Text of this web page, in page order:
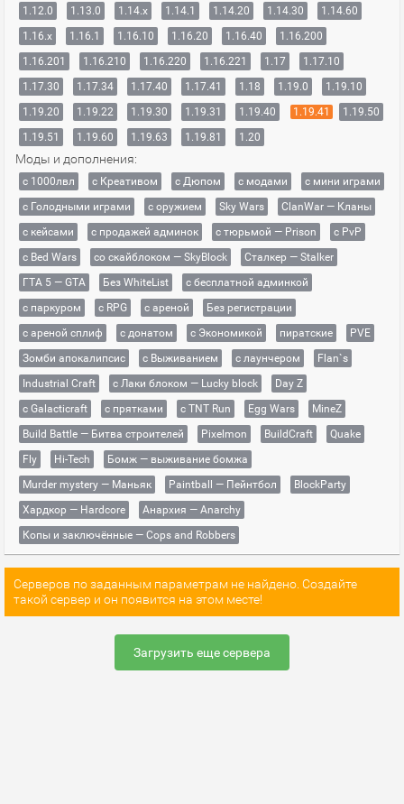
1.12.0
1.13.0 1.14.x 1.14.1 1.14.20 1.14.30
1.14.60
1.16.x
1.16.1 1.16.10 1.16.20 1.16.40
1.16.200
1.16.201
1.16.210 1.16.220 1.16.221 1.17
1.17.10
1.17.30
1.17.34 1.17.40 1.17.41 1.18 1.19.0
1.19.10
1.19.20
1.19.22 1.19.30 1.19.31 1.19.40 1.19.41
1.19.50
1.19.51
1.19.60 1.19.63 1.19.81 1.20
Моды и дополнения:
с 1000лвл c Креативом с Дюпом с модами
с мини играми
с Голодными играми
с оружием Sky Wars
ClanWar — Кланы
с кейсами
с продажей админок с тюрьмой — Prison
с PvP
с Bed Wars
со скайблоком — SkyBlock
Сталкер — Stalker
ГТА 5 — GTA
Без WhiteList
с бесплатной админкой
с паркуром
с RPG с ареной
Без регистрации
с ареной сплиф
с донатом с Экономикой пиратские
PVE
Зомби апокалипсис
с Выживанием с лаунчером
Flan`s
Industrial Craft
с Лаки блоком — Lucky block
Day Z
с Galacticraft
с прятками с TNT Run Egg Wars
MineZ
Build Battle — Битва строителей
Pixelmon BuildCraft
Quake
Fly
Hi-Tech
Бомж — выживание бомжа
Murder mystery — Маньяк
Paintball — Пейнтбол
BlockParty
Хардкор — Hardcore
Анархия — Anarchy
Копы и заключённые — Cops and Robbers
Серверов по заданным параметрам не найдено. Создайте
такой сервер и он появится на этом месте!
Загрузить еще сервера